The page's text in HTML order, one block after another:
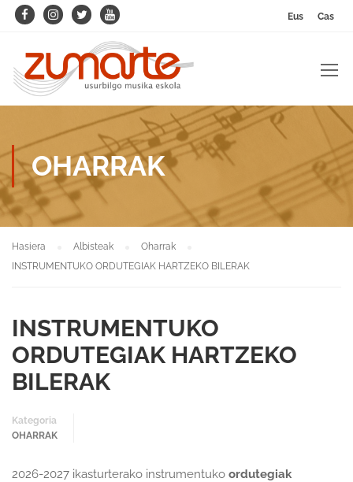
Eus Cas
OHARRAK
Hasiera Albisteak
Oharrak
INSTRUMENTUKO ORDUTEGIAK HARTZEKO BILERAK
INSTRUMENTUKO
ORDUTEGIAK HARTZEKO
BILERAK
Kategoria
OHARRAK
2026-2027 ikasturterako instrumentuko ordutegiak